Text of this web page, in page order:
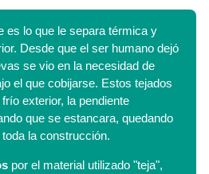
es lo que le separa térmica y
Desde que el ser humano dejó
se vio en la necesidad de
el que cobijarse. Estos tejados
exterior, la pendiente
que se estancara, quedando
la construcción.
por el material utilizado "teja",